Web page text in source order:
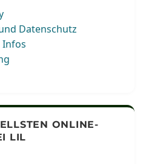
Datenschutz
Infos
ONLINE-
LIL